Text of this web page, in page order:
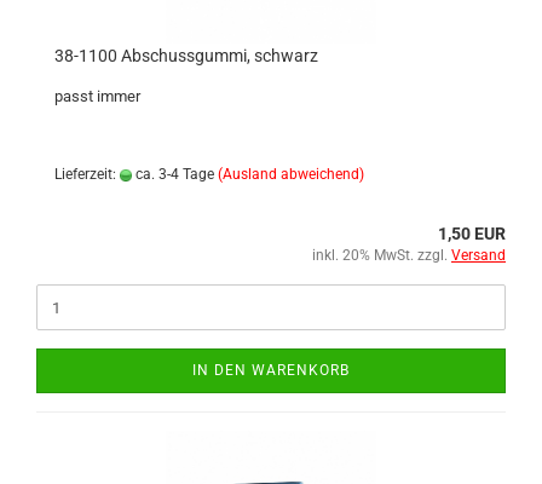
38-1100 Abschussgummi, schwarz
passt immer
Lieferzeit: ca. 3-4 Tage (Ausland abweichend)
1,50 EUR
inkl. 20% MwSt. zzgl. Versand
IN DEN WARENKORB